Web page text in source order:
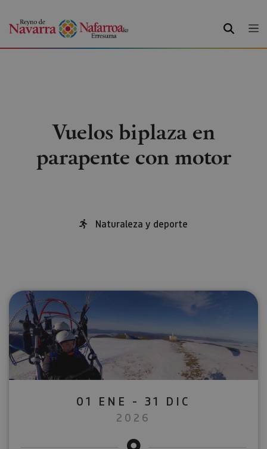
BUSCAR
Vuelos biplaza en
parapente con motor
Naturaleza y deporte
01 ENE - 31 DIC
2026